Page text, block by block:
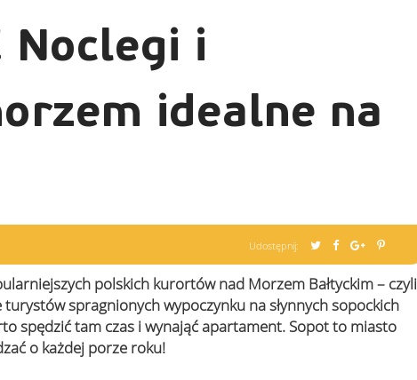
Noclegi i
idealne na
Udostępnij:
polskich kurortów nad Morzem Bałtyckim – czyli
spragnionych wypoczynku na słynnych sopockich
spędzić tam czas i wynająć apartament. Sopot to miasto
o każdej porze roku!